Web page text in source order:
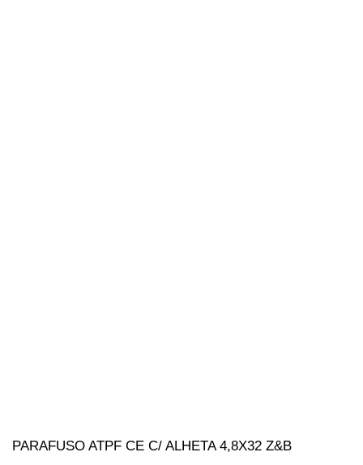
PARAFUSO ATPF CE C/ ALHETA 4,8X32 Z&B